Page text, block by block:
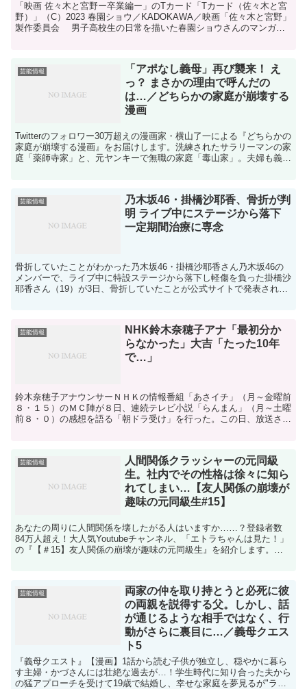
「映画 佐々木と宮野ー卒業編ー」のTカード「Tカード（佐々木と宮
野）」（C）2023 春園ショウ／KADOKAWA／映画「佐々木と宮野」
製作委員会 男子高校生の日常を描いた春園ショウさんのマンガが
芸能情報
「アポなし義母」再び襲来！ え
っ？ まさかの理由で呼んだの
は…／どちらかの家庭が崩壊する
漫画
Twitterのフォロワー30万超えの漫画家・横山了一による『どちらかの
家庭が崩壊する漫画』をお届けします。洗練されたサラリーマンの家
庭「薬師寺家」と、元ヤンキーで無職の家庭「毒山家」。夫婦も義母
芸能情報
乃木坂46・掛橋沙耶香、骨折が判
明 ライブ中にステージから落下
一定期間治療に専念
骨折していたことがわかった乃木坂46・掛橋沙耶香さん乃木坂46の
メンバーで、ライブ中に特設ステージから落下し軽傷を負った掛橋沙
耶香さん（19）が3日、骨折していたことが公式サイトで発表されま
芸能情報
NHK鈴木奈穂子アナ「最初分か
らなかった」大吉「たった10年
で…」
鈴木奈穂子アナウンサーＮＨＫの情報番組「あさイチ」（月～金曜前
８・１５）のＭＣ陣が８日、連続テレビ小説「らんまん」（月～土曜
前８・０）の感想を語る「朝ドラ受け」を行った。この日、放送され
芸能情報
人間関係クラッシャーの元同級
生。社内でその性格は徐々に知ら
れてしまい…【友人関係の崩壊が
趣味の元同級生#15】
あなたの周りに人間関係を壊したがる人はいますか……？登録者数
84万人超え！大人気Youtubeチャンネル、「エトラちゃんは見た！」
の『【＃15】友人関係の崩壊が趣味の元同級生』を紹介します。
芸能情報
両家の仲を取り持とうと必死に彼
の両親を説得する父。しかし、話
が通じるような相手ではなく、行
動がさらに裏目に…／義母クエス
ト5
『義母クエスト』【漫画】1話から読む子供が独立し、穏やかに暮ら
す主婦・かづさんには壮絶な過去が…！学生時代に知り合った夫から
の猛アプローチを受けて19歳で結婚し、幸せな家庭を夢見るが"ラス